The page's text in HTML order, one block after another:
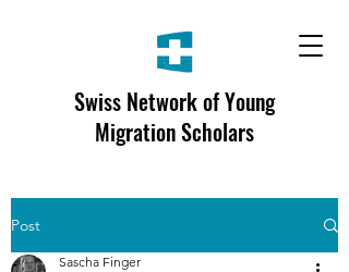
Swiss Network of Young
Migration Scholars
Post
Sascha Finger